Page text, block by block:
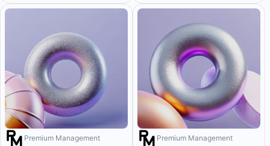
3 месяцаPremium Management 3 месяцаPremium Management